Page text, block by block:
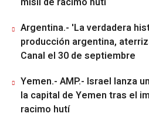
Argentina.- 'La verdadera
producción argentina,
Canal el 30 de septiembre
Yemen.- AMP.- Israel lanza
la capital de Yemen tras el
racimo hutí